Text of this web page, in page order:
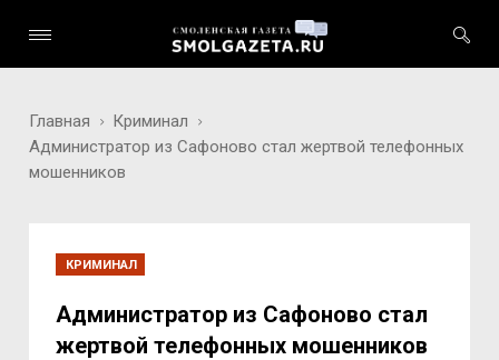
Главная
Криминал
Администратор из Сафоново стал жертвой телефонных
мошенников
КРИМИНАЛ
Администратор из Сафоново стал
жертвой телефонных мошенников